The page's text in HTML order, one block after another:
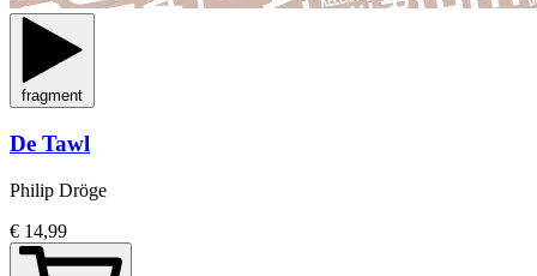
fragment
De Tawl
Philip Dröge
€ 14,99